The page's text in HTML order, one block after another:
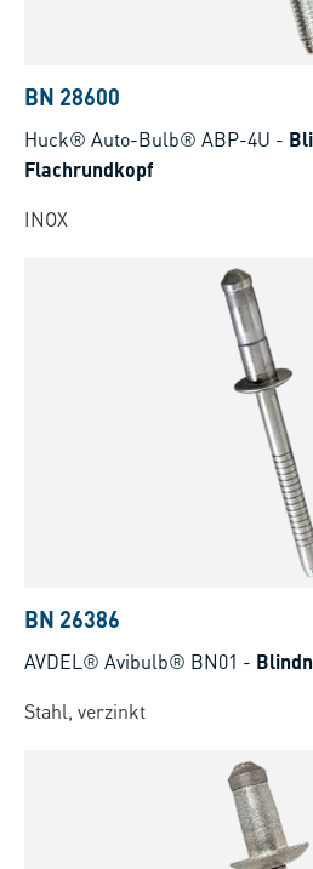
BN 28600
Huck® Auto-Bulb® ABP-4U -
Flachrundkopf
INOX
BN 26386
AVDEL® Avibulb® BN01 -
Stahl, verzinkt